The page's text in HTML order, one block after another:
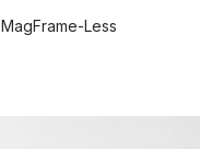
MagFrame-Less